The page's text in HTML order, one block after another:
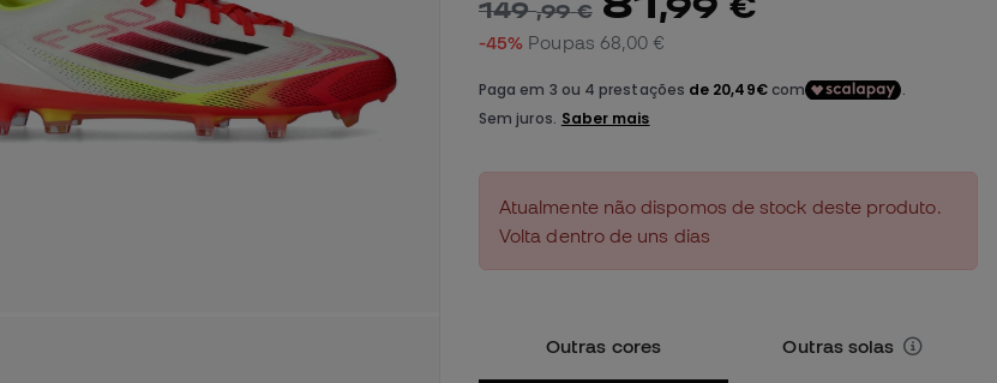
149,99 €
-45% Poupas 68,00 €
Atualmente não dispomos de stock deste produto.
Volta dentro de uns dias
Outras cores Outras solas